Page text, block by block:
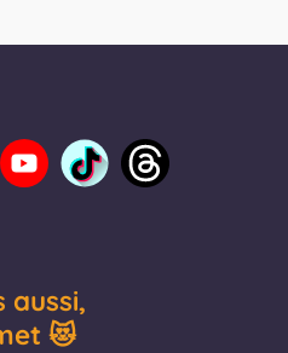
aussi,
😻